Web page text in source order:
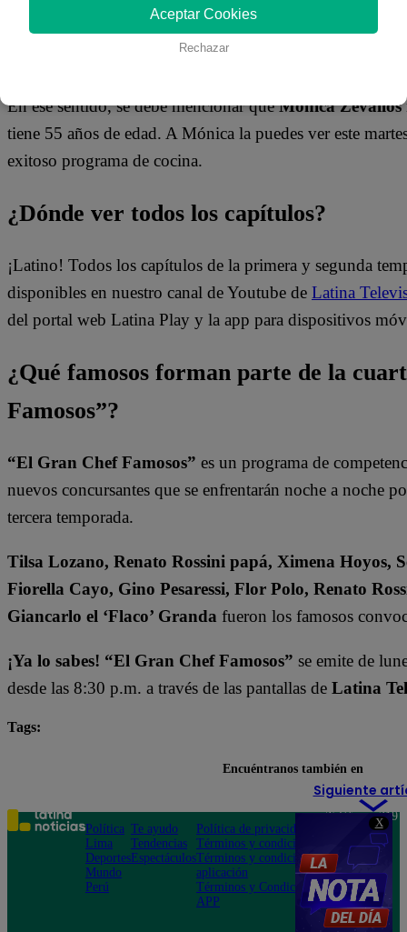
X
Tras su regreso al programa de cocina con el anuncio
Chef Famosos, la reconocida peruana ha generado
En ese sentido, se debe mencionar queMónica Zevallos
tiene 55 años de edad. A Mónica la puedes ver este
exitoso programa de cocina.
¿Dónde ver todos los capítulos?
¡Latino! Todos los capítulos de la primera y segunda
disponibles en nuestro canal de Youtube de Latina
del portal web Latina Play y la app para dispositivos
¿Qué famosos forman parte de la
Famosos”?
“El Gran Chef Famosos” es un programa de
nuevos concursantes que se enfrentarán noche a noche
tercera temporada.
Tilsa Lozano, Renato Rossini papá, Ximena Hoyos,
Fiorella Cayo, Gino Pesaressi, Flor Polo, Renato
Giancarlo el ‘Flaco’ Granda fueron los famosos
¡Ya lo sabes! “El Gran Chef Famosos” se emite de
desde las 8:30 p.m. a través de las pantallas de Latina
Tags:
Siguiente
Aceptar Cookies
Rechazar
Encuéntranos también en
Política
Lima
Deportes
Mundo
Perú
Te ayudo
Tendencias
Espectáculos
Política de privacidad
Términos y condiciones
Términos y condiciones
aplicación
Términos y Condiciones
APP
Teléfono: 219
Av. San
Felipe 968
Jesús María